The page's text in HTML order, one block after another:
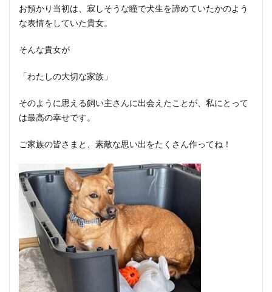
お預かり当初は、寂しそうな瞳で犬生を諦めていたかのよう
な表情をしていた貴女。
そんな貴女が
「わたしの大切な家族」
そのように思える飼い主さんに出会えたことが、私にとって
は最高の幸せです。
ご家族の皆さまと、素敵な思い出をたくさん作ってね！